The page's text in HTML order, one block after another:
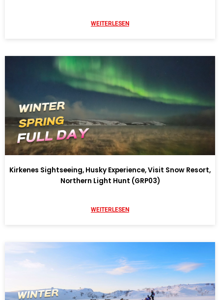
WEITERLESEN
Kirkenes Sightseeing, Husky Experience, Visit Snow Resort,
Northern Light Hunt (GRP03)
WEITERLESEN